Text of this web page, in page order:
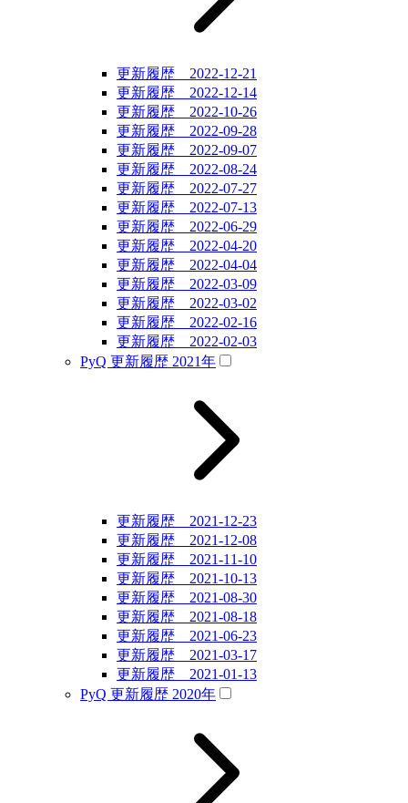
更新履歴 2022-12-21
更新履歴 2022-12-14
更新履歴 2022-10-26
更新履歴 2022-09-28
更新履歴 2022-09-07
更新履歴 2022-08-24
更新履歴 2022-07-27
更新履歴 2022-07-13
更新履歴 2022-06-29
更新履歴 2022-04-20
更新履歴 2022-04-04
更新履歴 2022-03-09
更新履歴 2022-03-02
更新履歴 2022-02-16
更新履歴 2022-02-03
PyQ 更新履歴 2021年
更新履歴 2021-12-23
更新履歴 2021-12-08
更新履歴 2021-11-10
更新履歴 2021-10-13
更新履歴 2021-08-30
更新履歴 2021-08-18
更新履歴 2021-06-23
更新履歴 2021-03-17
更新履歴 2021-01-13
PyQ 更新履歴 2020年